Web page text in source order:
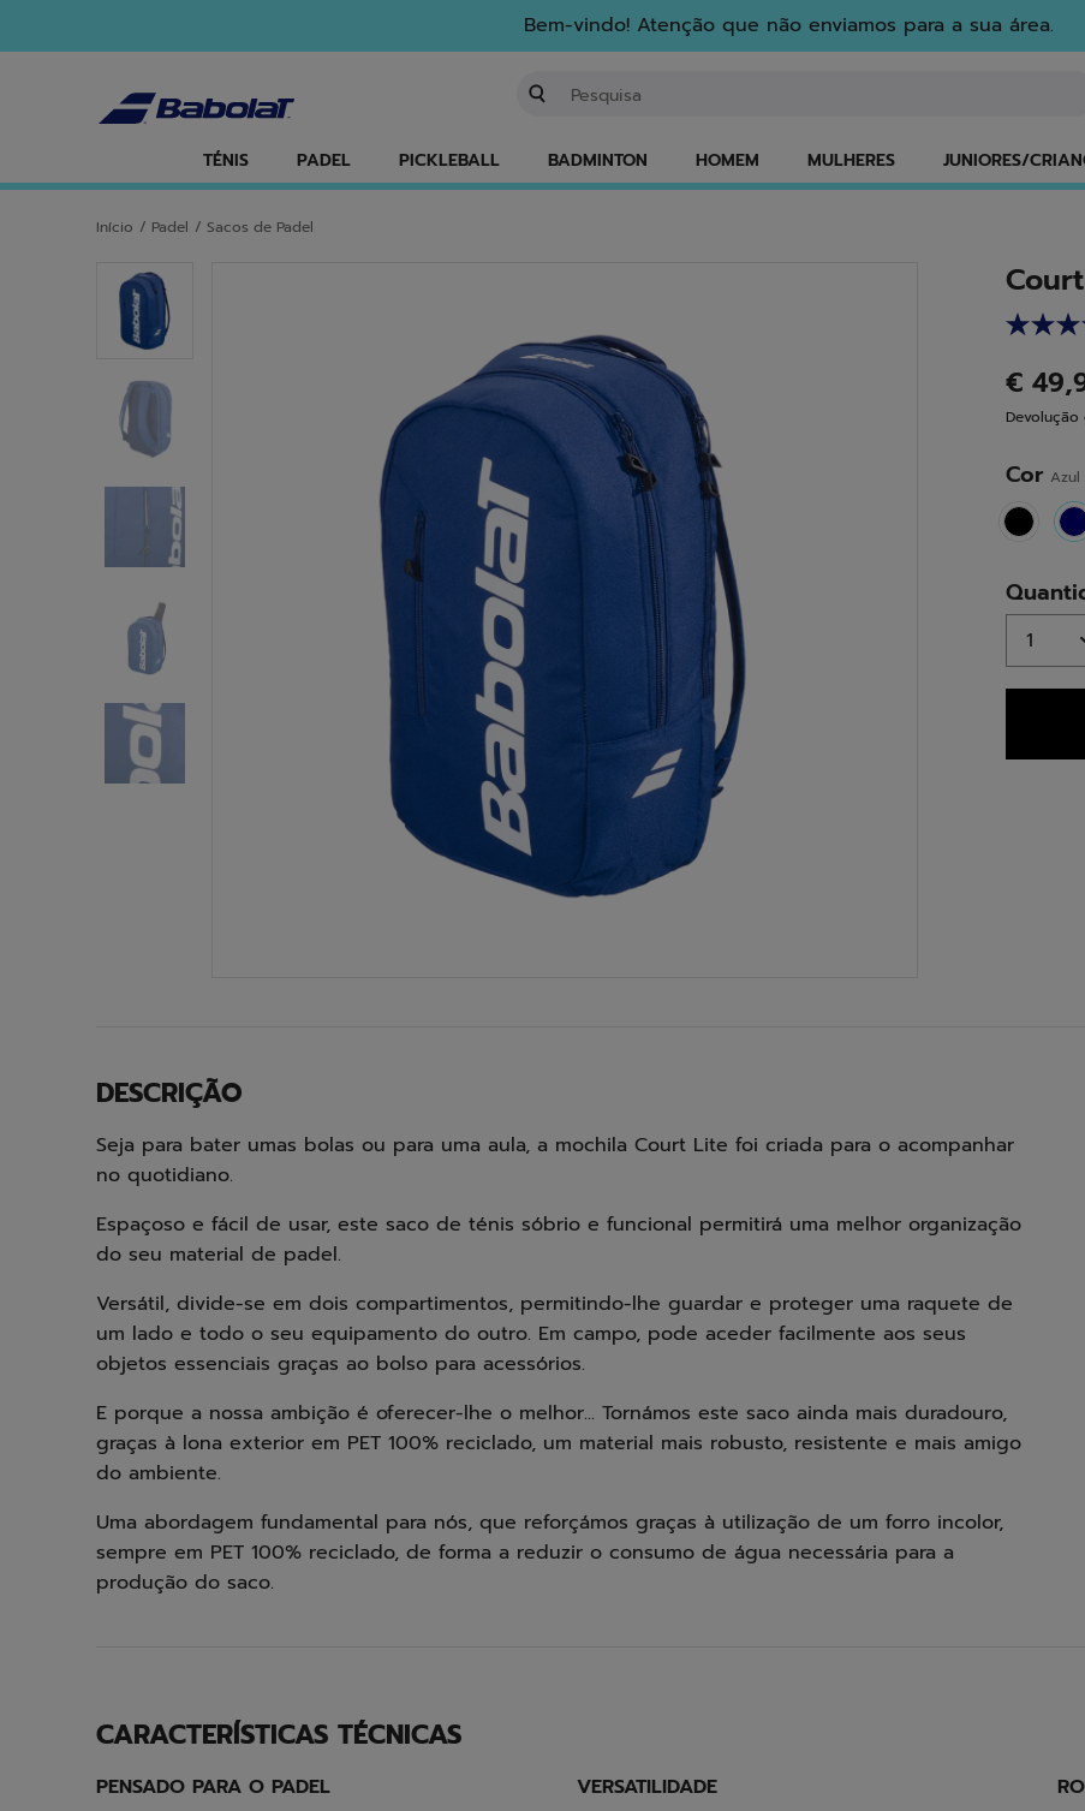
Bem-vindo! Atenção que não enviamos para a sua área.
TÉNIS PADEL PICKLEBALL BADMINTON HOMEM MULHERES JUNIORES/
Início / Padel / Sacos de Padel
€
Devolução
Cor Azul
DESCRIÇÃO
Seja para bater umas bolas ou para uma aula, a mochila Court Lite foi criada para o acompanhar
no quotidiano.
Espaçoso e fácil de usar, este saco de ténis sóbrio e funcional permitirá uma melhor organização
do seu material de padel.
Versátil, divide-se em dois compartimentos, permitindo-lhe guardar e proteger uma raquete de
um lado e todo o seu equipamento do outro. Em campo, pode aceder facilmente aos seus
objetos essenciais graças ao bolso para acessórios.
E porque a nossa ambição é oferecer-lhe o melhor... Tornámos este saco ainda mais duradouro,
graças à lona exterior em PET 100% reciclado, um material mais robusto, resistente e mais amigo
do ambiente.
Uma abordagem fundamental para nós, que reforçámos graças à utilização de um forro incolor,
sempre em PET 100% reciclado, de forma a reduzir o consumo de água necessária para a
produção do saco.
CARACTERÍSTICAS TÉCNICAS
PENSADO PARA O PADEL VERSATILIDADE